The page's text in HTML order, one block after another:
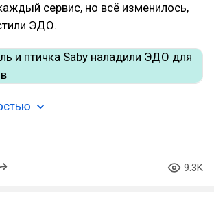
сервис, но всё изменилось,
ЭДО.
9.3K